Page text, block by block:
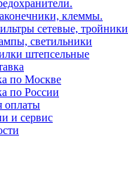
клеммы.
сетевые, тройники
светильники
штепсельные
по Москве
по России
оплаты
и сервис